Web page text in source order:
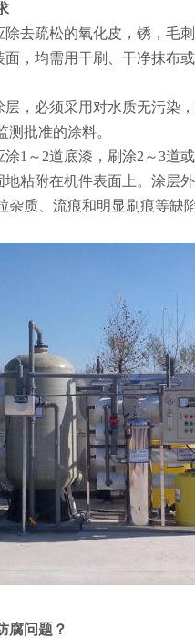
去疏松的氧化皮，锈，毛
，均需用干刷、干净抹布
层，必须采用对水质无污染
测批准的涂料。
1～2道底漆，刷涂2～3道或
地粘附在机件表面上。涂层
杂质、流痕和明显刷痕等缺陷
腐问题？